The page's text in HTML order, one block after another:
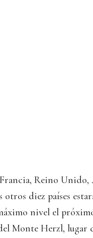
Reino Unido,
otros diez países
nivel el
Monte Herzl, lugar